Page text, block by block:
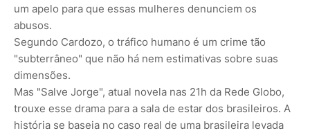
um apelo para que essas mulheres denunciem os
abusos.
Segundo Cardozo, o tráfico humano é um crime tão
"subterrâneo" que não há nem estimativas sobre suas
dimensões.
Mas "Salve Jorge", atual novela nas 21h da Rede Globo,
trouxe esse drama para a sala de estar dos brasileiros. A
história se baseia no caso real de uma brasileira levada